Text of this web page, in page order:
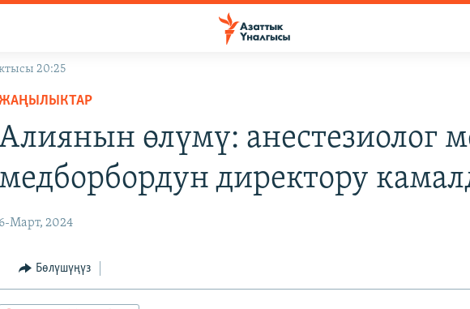
20:25
өлүмү: анестезиолог
медборбордун директору
6-Март, 2024
Бөлүшүңүз